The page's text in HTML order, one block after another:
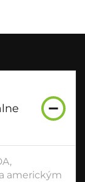
americkým